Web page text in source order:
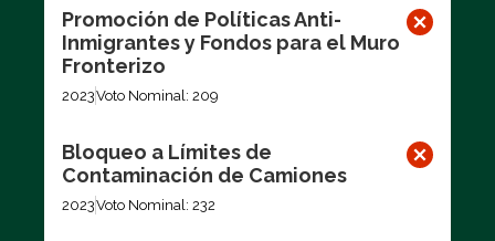
Promoción de Políticas Anti-
Inmigrantes y Fondos para el Muro
Fronterizo
2023Voto Nominal: 209
Bloqueo a Límites de
Contaminación de Camiones
2023Voto Nominal: 232